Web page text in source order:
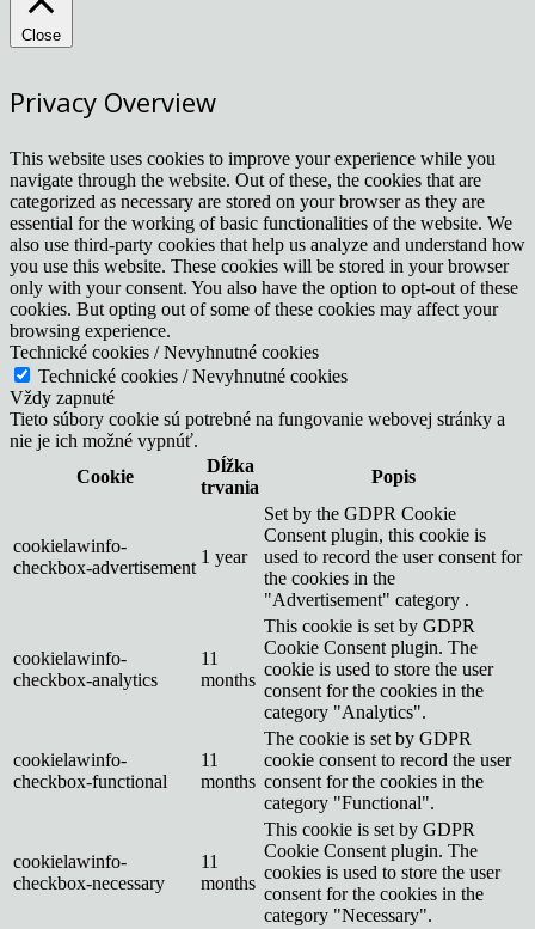
Close
Privacy Overview
This website uses cookies to improve your experience while you
navigate through the website. Out of these, the cookies that are
categorized as necessary are stored on your browser as they are
essential for the working of basic functionalities of the website. We
also use third-party cookies that help us analyze and understand how
you use this website. These cookies will be stored in your browser
only with your consent. You also have the option to opt-out of these
cookies. But opting out of some of these cookies may affect your
browsing experience.
Technické cookies / Nevyhnutné cookies
Technické cookies / Nevyhnutné cookies
Vždy zapnuté
Tieto súbory cookie sú potrebné na fungovanie webovej stránky a
nie je ich možné vypnúť.
Cookie
Dĺžka
trvania
Popis
cookielawinfo-
checkbox-advertisement
1 year
Set by the GDPR Cookie
Consent plugin, this cookie is
used to record the user consent for
the cookies in the
"Advertisement" category .
cookielawinfo-
checkbox-analytics
11
months
This cookie is set by GDPR
Cookie Consent plugin. The
cookie is used to store the user
consent for the cookies in the
category "Analytics".
cookielawinfo-
checkbox-functional
11
months
The cookie is set by GDPR
cookie consent to record the user
consent for the cookies in the
category "Functional".
cookielawinfo-
checkbox-necessary
11
months
This cookie is set by GDPR
Cookie Consent plugin. The
cookies is used to store the user
consent for the cookies in the
category "Necessary".